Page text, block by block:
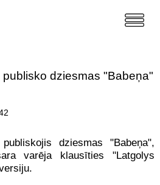
dziesmas "Babeņa"
dziesmas "Babeņa",
varēja klausīties "Latgolys